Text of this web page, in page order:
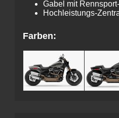
Gabel mit
Hochleistungs-
Farben: